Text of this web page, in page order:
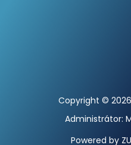
Copyright ©
Administrátor:
Powered by